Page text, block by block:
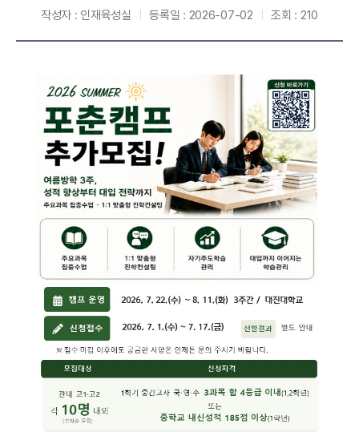
작성자 : 인재육성실 등록일 : 2026-07-02 조회 : 210